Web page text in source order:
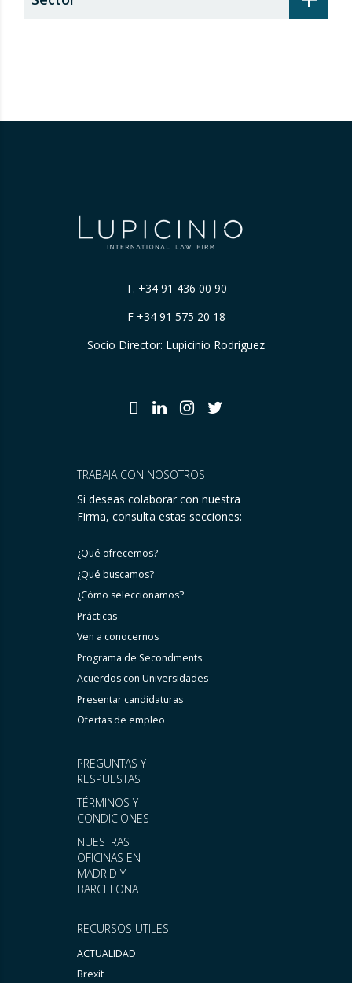
T. +34 91 436 00 90
F +34 91 575 20 18
Socio Director: Lupicinio Rodríguez
RECURSOS UTILES
ACTUALIDAD
Brexit
PREGUNTAS Y
RESPUESTAS
TÉRMINOS Y
CONDICIONES
NUESTRAS
OFICINAS EN
MADRID Y
BARCELONA
TRABAJA CON NOSOTROS
Si deseas colaborar con nuestra
Firma, consulta estas secciones:
¿Qué ofrecemos?
¿Qué buscamos?
¿Cómo seleccionamos?
Prácticas
Ven a conocernos
Programa de Secondments
Acuerdos con Universidades
Presentar candidaturas
Ofertas de empleo